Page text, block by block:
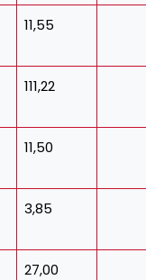
11,55
111,22
11,50
3,85
27,00